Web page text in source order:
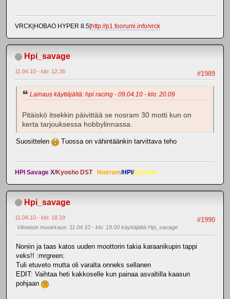
VRCK|HOBAO HYPER 8.5| http://p1.foorumi.info/vrck
Hpi_savage
#1989
11.04.10 - klo: 12.36
Lainaus käyttäjältä: hpi racing - 09.04.10 - klo: 20.09
Pitäiskö itsekkin päivittää se nosram 30 motti kun on
kerta tarjouksessa hobbylinnassa.
Suosittelen Tuossa on vähintäänkin tarvittava teho
HPI Savage X/Kyosho DST Nosram/HPI/Kyosho
Hpi_savage
#1990
11.04.10 - klo: 18.19
Viimeisin muokkaus: 11.04.10 - klo: 19.00 käyttäjältä Hpi_savage
Noniin ja taas katos uuden moottorin takia karaanikupin tappi
veks!! :mrgreen:
Tuli etuveto mutta oli varalta onneks sellanen
EDIT: Vaihtaa heti kakkoselle kun painaa asvaltilla kaasun
pohjaan